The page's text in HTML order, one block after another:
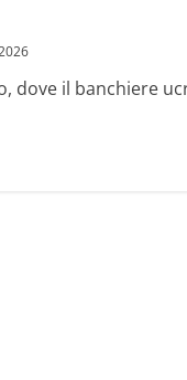
dove il banchiere